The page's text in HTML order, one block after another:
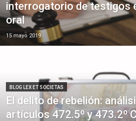
interrogatorio de testigos
oral
15 mayo 2019
BLOG LEX ET SOCIETAS
El delito de rebelión:
artículos 472.5º y 473.2º